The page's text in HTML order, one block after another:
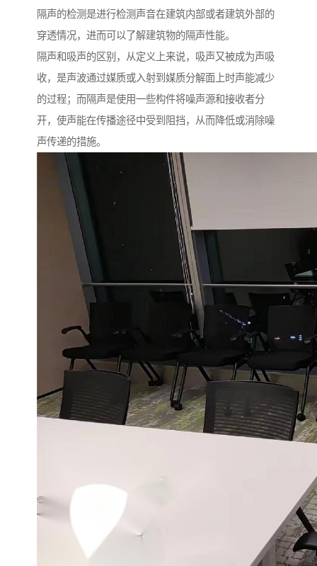
隔声的检测是进行检测声音在建筑内部或者建筑外部的
穿透情况，进而可以了解建筑物的隔声性能。
隔声和吸声的区别，从定义上来说，吸声又被成为声吸
收，是声波通过媒质或入射到媒质分解面上时声能减少
的过程；而隔声是使用一些构件将噪声源和接收者分
开，使声能在传播途径中受到阻挡，从而降低或消除噪
声传递的措施。